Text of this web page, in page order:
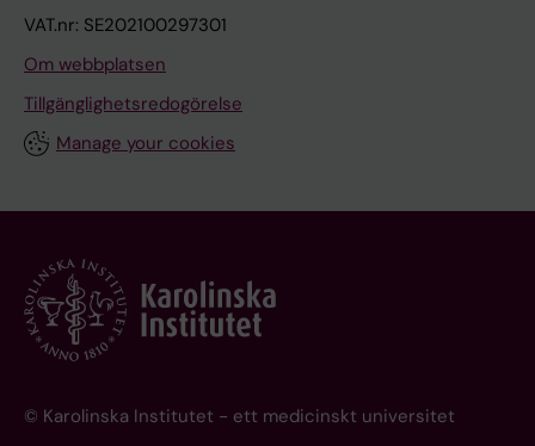
VAT.nr: SE202100297301
Om webbplatsen
Tillgänglighetsredogörelse
Manage your cookies
© Karolinska Institutet - ett medicinskt universitet